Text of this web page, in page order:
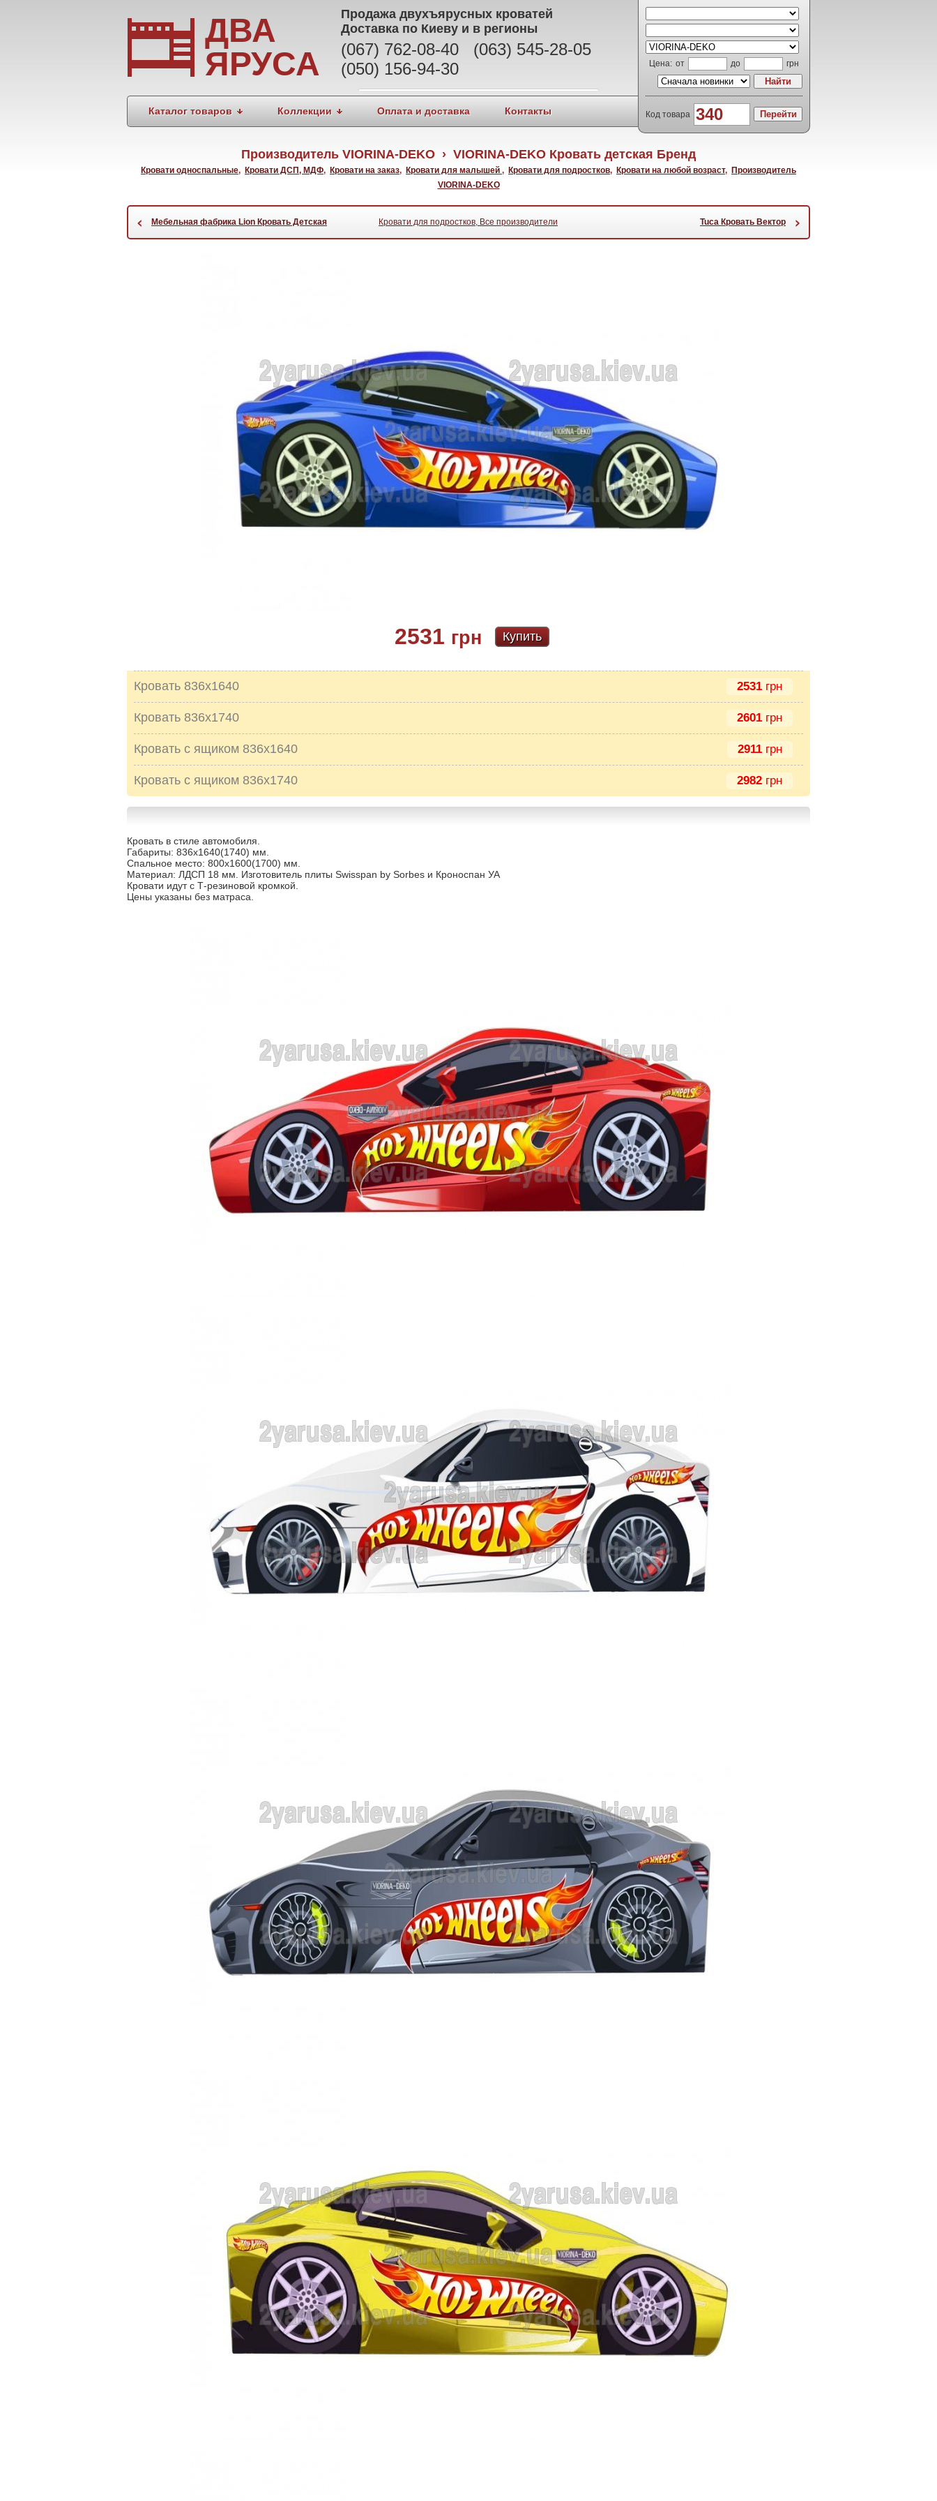
ДВА
ЯРУСА
Продажа двухъярусных кроватей
Доставка по Киеву и в регионы
(067) 762-08-40 (063) 545-28-05
(050) 156-94-30
Каталог товаров Коллекции Оплата и доставка Контакты
Цена: от до грн
Код товара
Производитель VIORINA-DEKO › VIORINA-DEKO Кровать детская Бренд
Кровати односпальные, Кровати ДСП, МДФ, Кровати на заказ, Кровати для малышей , Кровати для подростков, Кровати на любой возраст, Производитель
VIORINA-DEKO
‹ Мебельная фабрика Lion Кровать Детская Кровати для подростков, Все производители Tuca Кровать Вектор ›
2531 грн Купить
Кровать 836х1640 2531 грн
Кровать 836х1740 2601 грн
Кровать с ящиком 836х1640 2911 грн
Кровать с ящиком 836х1740 2982 грн
Кровать в стиле автомобиля.
Габариты: 836х1640(1740) мм.
Спальное место: 800х1600(1700) мм.
Материал: ЛДСП 18 мм. Изготовитель плиты Swisspan by Sorbes и Кроноспан УА
Кровати идут с Т-резиновой кромкой.
Цены указаны без матраса.